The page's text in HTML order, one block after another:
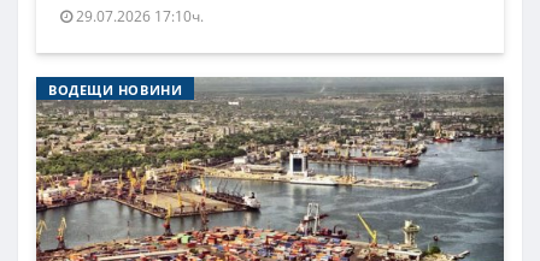
29.07.2026 17:10ч.
ВОДЕЩИ НОВИНИ